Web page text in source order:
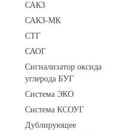
САКЗ
САКЗ-МК
СТГ
САОГ
Сигнализатор оксида
углерода БУГ
Система ЭКО
Система КСОУГ
Дублирующее